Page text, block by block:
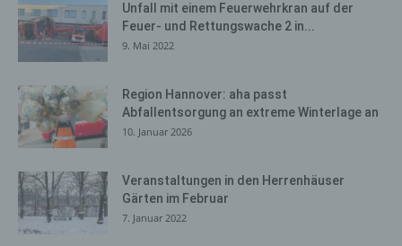
Unfall mit einem Feuerwehrkran auf der
Feuer- und Rettungswache 2 in...
9. Mai 2022
Region Hannover: aha passt
Abfallentsorgung an extreme Winterlage an
10. Januar 2026
Veranstaltungen in den Herrenhäuser
Gärten im Februar
7. Januar 2022
(5) das Datum und die Uhrzeit eines Zugriffs auf die
Internetseite, (6) eine Internet-Protokoll-Adresse (IP-
Adresse), (7) der Internet-Service-Provider des
und Informationen, die der Gefahrenabwehr im Falle von
Angriffen auf unsere informationstechnologischen
Systeme dienen.
Informationen ziehen wird keine Rückschlüsse auf die
betroffene Person. Diese Informationen werden vielmehr
benötigt, um (1) die Inhalte unserer Internetseite korrekt